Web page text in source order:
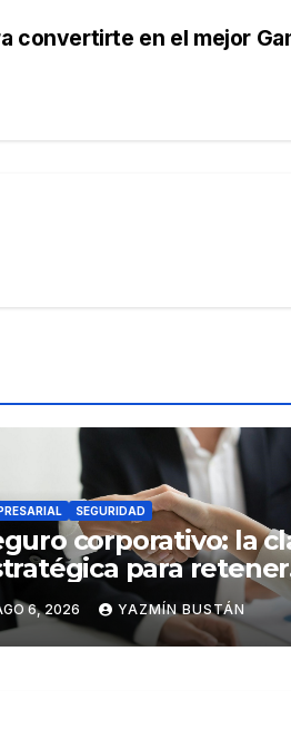
convertirte en el mejor
SEGURIDAD
corporativo: la
para retener
en Ecuador
6, 2026 YAZMÍN BUSTÁN